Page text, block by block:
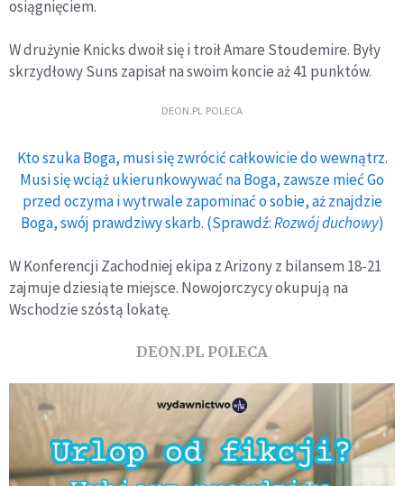
osiągnięciem.
W drużynie Knicks dwoił się i troił Amare Stoudemire. Były
skrzydłowy Suns zapisał na swoim koncie aż 41 punktów.
DEON.PL POLECA
Kto szuka Boga, musi się zwrócić całkowicie do wewnątrz.
Musi się wciąż ukierunkowywać na Boga, zawsze mieć Go
przed oczyma i wytrwale zapominać o sobie, aż znajdzie
Boga, swój prawdziwy skarb. (Sprawdź:Rozwój duchowy)
W Konferencji Zachodniej ekipa z Arizony z bilansem 18-21
zajmuje dziesiąte miejsce. Nowojorczycy okupują na
Wschodzie szóstą lokatę.
DEON.PL POLECA